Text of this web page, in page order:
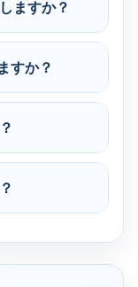
ますか？
すか？